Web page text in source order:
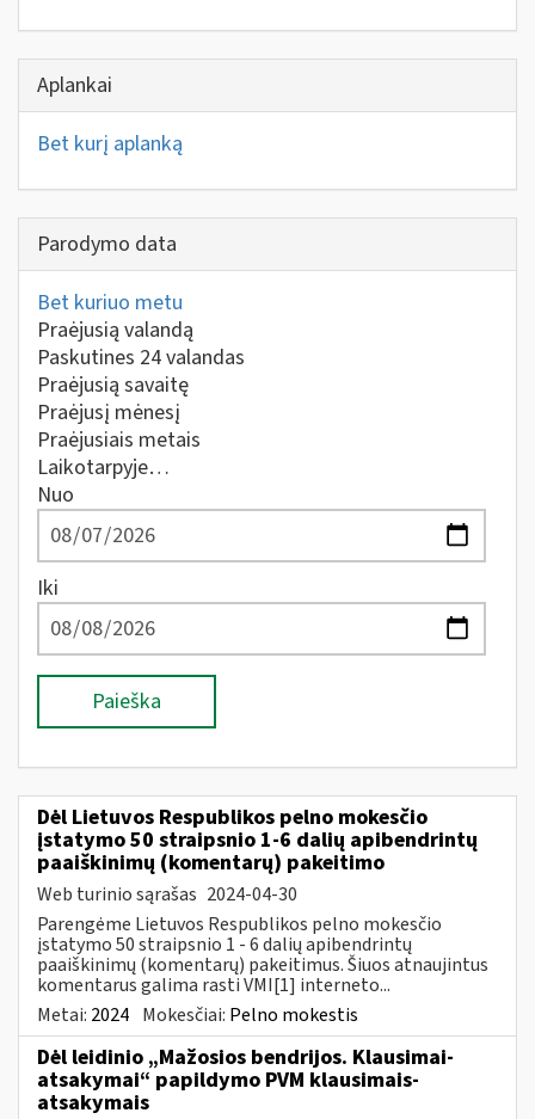
Aplankai
Bet kurį aplanką
Parodymo data
Bet kuriuo metu
Praėjusią valandą
Paskutines 24 valandas
Praėjusią savaitę
Praėjusį mėnesį
Praėjusiais metais
Laikotarpyje…
Nuo
Iki
Paieška
Dėl Lietuvos Respublikos pelno mokesčio
įstatymo 50 straipsnio 1-6 dalių apibendrintų
paaiškinimų (komentarų) pakeitimo
Web turinio sąrašas 2024-04-30
Parengėme Lietuvos Respublikos pelno mokesčio
įstatymo 50 straipsnio 1 - 6 dalių apibendrintų
paaiškinimų (komentarų) pakeitimus. Šiuos atnaujintus
komentarus galima rasti VMI[1] interneto...
Metai: 2024 Mokesčiai: Pelno mokestis
Dėl leidinio „Mažosios bendrijos. Klausimai-
atsakymai“ papildymo PVM klausimais-
atsakymais